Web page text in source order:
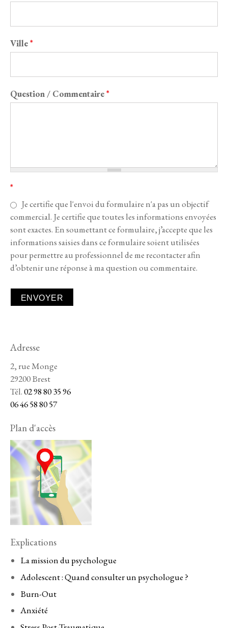
Ville*
Question / Commentaire*
*
Je certifie que l'envoi du formulaire n'a pas un objectif
commercial. Je certifie que toutes les informations envoyées
sont exactes. En soumettant ce formulaire, j’accepte que les
informations saisies dans ce formulaire soient utilisées
pour permettre au professionnel de me recontacter afin
d’obtenir une réponse à ma question ou commentaire.
Adresse
2, rue Monge
29200 Brest
Tél.02 98 80 35 96
06 46 58 80 57
Plan d'accès
Explications
La mission du psychologue
Adolescent : Quand consulter un psychologue ?
Burn-Out
Anxiété